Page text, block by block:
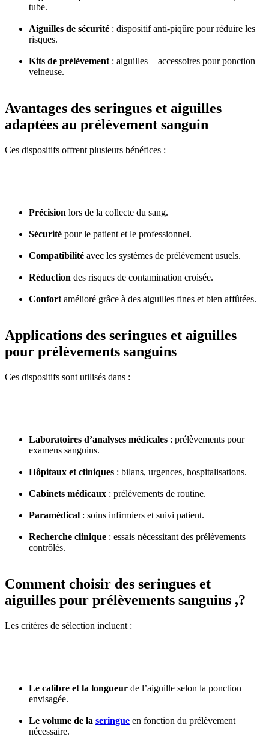
tube.
Aiguilles de sécurité : dispositif anti-piqûre pour réduire les
risques.
Kits de prélèvement : aiguilles + accessoires pour ponction
veineuse.
Avantages des seringues et aiguilles
adaptées au prélèvement sanguin
Ces dispositifs offrent plusieurs bénéfices :
Précision lors de la collecte du sang.
Sécurité pour le patient et le professionnel.
Compatibilité avec les systèmes de prélèvement usuels.
Réduction des risques de contamination croisée.
Confort amélioré grâce à des aiguilles fines et bien affûtées.
Applications des seringues et aiguilles
pour prélèvements sanguins
Ces dispositifs sont utilisés dans :
Laboratoires d’analyses médicales : prélèvements pour
examens sanguins.
Hôpitaux et cliniques : bilans, urgences, hospitalisations.
Cabinets médicaux : prélèvements de routine.
Paramédical : soins infirmiers et suivi patient.
Recherche clinique : essais nécessitant des prélèvements
contrôlés.
Comment choisir des seringues et
aiguilles pour prélèvements sanguins ,?
Les critères de sélection incluent :
Le calibre et la longueur de l’aiguille selon la ponction
envisagée.
Le volume de la seringue en fonction du prélèvement
nécessaire.